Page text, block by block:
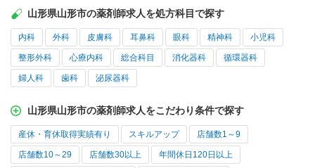
山形県山形市の薬剤師求人を処方科目で探す
内科 外科 皮膚科 耳鼻科 眼科 精神科 小児科
整形外科 心療内科 総合科目 消化器科 循環器科
婦人科 歯科 泌尿器科
山形県山形市の薬剤師求人をこだわり条件で探す
産休・育休取得実績有り スキルアップ 店舗数1～9
店舗数10～29 店舗数30以上 年間休日120日以上